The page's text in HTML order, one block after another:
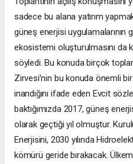
sadece bu alana yatırım
güneş enerjisi
ekosistemi oluşturulmasını da
söyledi. Bu konuda birçok
Zirvesi’nin bu konuda önemli
inandığını ifade eden Evcit
baktığımızda 2017, güneş
olarak geçtiği yıl olmuştur.
Enerjisini, 2030 yılında
kömürü geride bırakacak.